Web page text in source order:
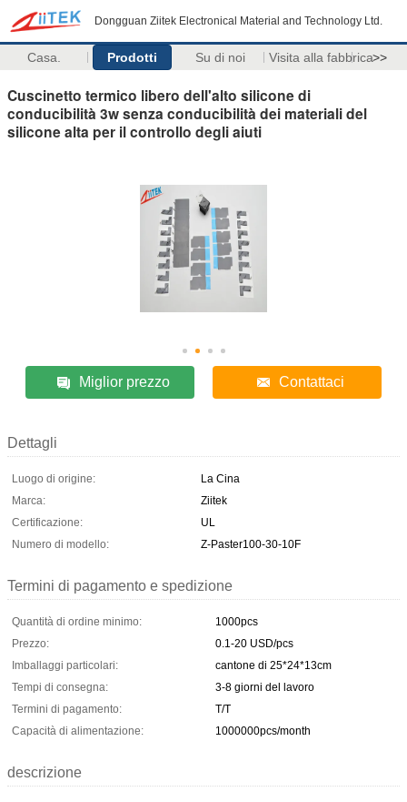
Dongguan Ziitek Electronical Material and Technology Ltd.
Casa. Prodotti Su di noi Visita alla fabbrica>>
Cuscinetto termico libero dell'alto silicone di
conducibilità 3w senza conducibilità dei materiali del
silicone alta per il controllo degli aiuti
Miglior prezzo Contattaci
Dettagli
Luogo di origine:
La Cina
Marca:
Ziitek
Certificazione:
UL
Numero di modello:
Z-Paster100-30-10F
Termini di pagamento e spedizione
Quantità di ordine minimo:
1000pcs
Prezzo:
0.1-20 USD/pcs
Imballaggi particolari:
cantone di 25*24*13cm
Tempi di consegna:
3-8 giorni del lavoro
Termini di pagamento:
T/T
Capacità di alimentazione:
1000000pcs/month
descrizione